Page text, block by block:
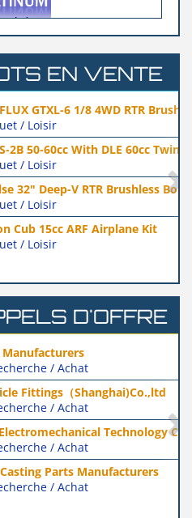
EN VENTE
6 1/8 4WD RTR Brushless
With DLE 60cc Twin Engine...
V RTR Brushless Boat
ARF Airplane Kit
D'OFFRE
Achat
（Shanghai)Co.,ltd
Achat
Technology Co., Ltd
Achat
Manufacturers
Achat